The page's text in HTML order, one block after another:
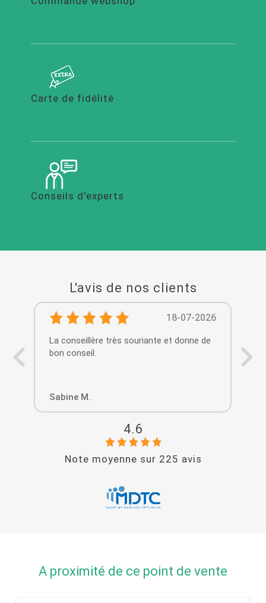
Carte de fidélité
Conseils d'experts
L'avis de nos clients
18-07-2026
La conseillère très souriante et donne de
bon conseil.
Sabine M.
4.6
Note moyenne sur 225 avis
A proximité de ce point de vente